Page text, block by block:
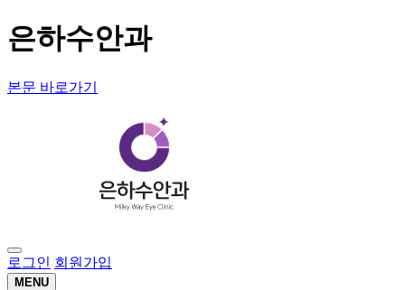
은하수안과
본문 바로가기
로그인 회원가입
MENU